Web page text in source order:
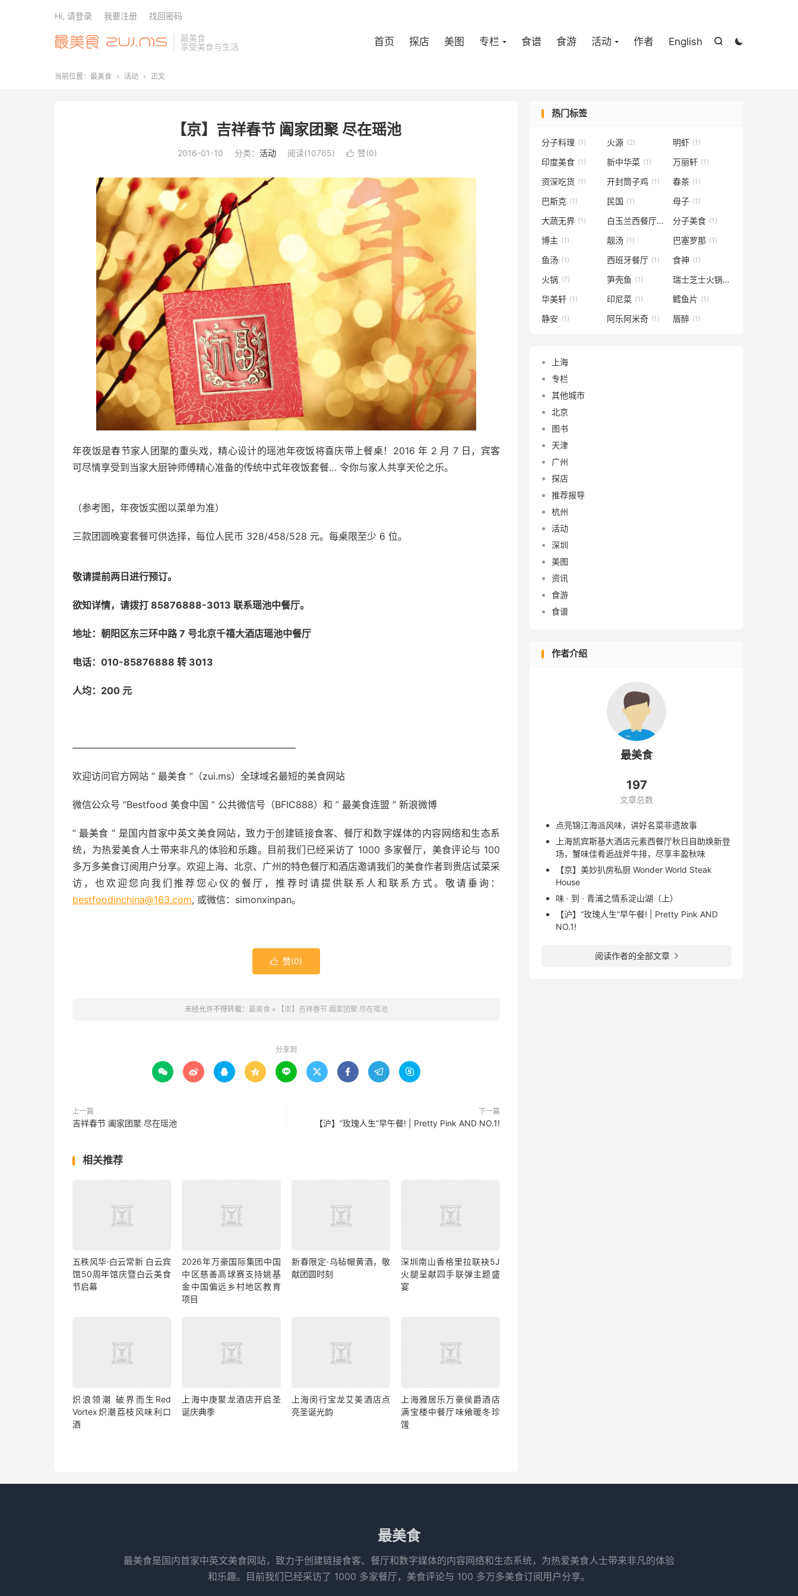
最美食
享受美食与生活


首页 探店 美图 专栏 食谱 食游 活动 作者 English
Hi, 请登录 我要注册 找回密码
当前位置： 最美食  活动  正文
【京】吉祥春节 阖家团聚 尽在瑶池
2016-01-10 分类： 活动 阅读(10765)  赞(0)
年夜饭是春节家人团聚的重头戏，精心设计的瑶池年夜饭将喜庆带上餐桌！2016 年 2 月 7 日，宾客
可尽情享受到当家大厨钟师傅精心准备的传统中式年夜饭套餐… 令你与家人共享天伦之乐。
（参考图，年夜饭实图以菜单为准）
三款团圆晚宴套餐可供选择，每位人民币 328/458/528 元。每桌限至少 6 位。
敬请提前两日进行预订。
欲知详情，请拨打 85876888-3013 联系瑶池中餐厅。
地址：朝阳区东三环中路 7 号北京千禧大酒店瑶池中餐厅
电话：010-85876888 转 3013
人均：200 元
———————————————————————–
欢迎访问官方网站 ” 最美食 “（zui.ms）全球域名最短的美食网站
微信公众号 “Bestfood 美食中国 ” 公共微信号（BFIC888）和 ” 最美食连盟 ” 新浪微博
” 最美食 ” 是国内首家中英文美食网站，致力于创建链接食客、餐厅和数字媒体的内容网络和生态系
统，为热爱美食人士带来非凡的体验和乐趣。目前我们已经采访了 1000 多家餐厅，美食评论与 100
多万多美食订阅用户分享。欢迎上海、北京、广州的特色餐厅和酒店邀请我们的美食作者到贵店试菜采
访，也欢迎您向我们推荐您心仪的餐厅，推荐时请提供联系人和联系方式。敬请垂询：
bestfoodinchina@163.com, 或微信：simonxinpan。
 赞(0)
未经允许不得转载： 最美食 » 【京】吉祥春节 阖家团聚 尽在瑶池
分享到
        
上一篇
吉祥春节 阖家团聚 尽在瑶池
下一篇
【沪】“玫瑰人生”早午餐! | Pretty Pink AND NO.1!
相关推荐
五秩风华·白云常新 白云宾
馆50周年馆庆暨白云美食
节启幕
2026年万豪国际集团中国
中区慈善高球赛支持姚基
金中国偏远乡村地区教育
项目
新春限定·乌毡帽黄酒，敬
献团圆时刻
深圳南山香格里拉联袂5J
火腿呈献四手联弹主题盛
宴
炽浪领潮 破界而生Red
Vortex炽潮荔枝风味利口
酒
上海中庚聚龙酒店开启圣
诞庆典季
上海闵行宝龙艾美酒店点
亮圣诞光韵
上海雅居乐万豪侯爵酒店
满宝楼中餐厅味飨暖冬珍
馐
热门标签
分子料理 (1) 火源 (2) 明虾 (1)
印度美食 (1) 新中华菜 (1) 万丽轩 (1)
资深吃货 (1) 开封筒子鸡 (1) 春茶 (1)
巴斯克 (1) 民国 (1) 母子 (1)
大蔬无界 (1) 白玉兰西餐厅
(1) 分子美食 (1)
博主 (1) 靓汤 (1) 巴塞罗那 (1)
鱼汤 (1) 西班牙餐厅 (1) 食神 (1)
火锅 (7) 笋壳鱼 (1) 瑞士芝士火锅
(1)
华美轩 (1) 印尼菜 (1) 鳕鱼片 (1)
静安 (1) 阿乐阿米奇 (1) 唇醉 (1)
上海
专栏
其他城市
北京
图书
天津
广州
探店
推荐报导
杭州
活动
深圳
美图
资讯
食游
食谱
作者介绍
最美食
197
文章总数
点亮锦江海派风味，讲好名菜非遗故事
上海凯宾斯基大酒店元素西餐厅秋日自助焕新登
场，蟹味佳肴逅战斧牛排，尽享丰盈秋味
【京】美妙扒房私厨 Wonder World Steak
House
味 · 到 · 青浦之情系淀山湖（上）
【沪】“玫瑰人生”早午餐! | Pretty Pink AND
NO.1!
阅读作者的全部文章 
最美食
最美食是国内首家中英文美食网站，致力于创建链接食客、餐厅和数字媒体的内容网络和生态系统，为热爱美食人士带来非凡的体验
和乐趣。目前我们已经采访了 1000 多家餐厅，美食评论与 100 多万多美食订阅用户分享。